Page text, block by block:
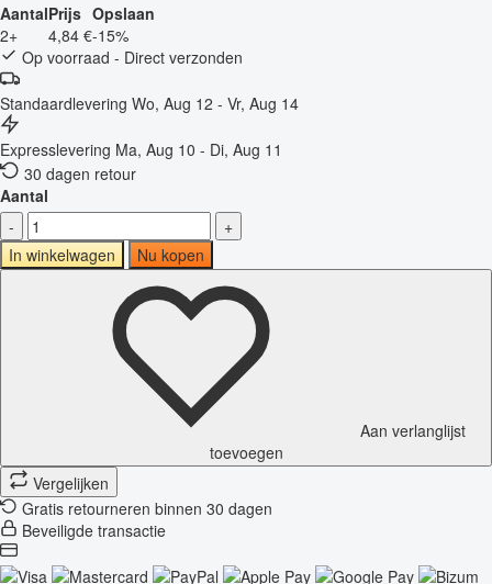
AantalPrijs Opslaan
2+
4,84 €-15%
Op voorraad - Direct verzonden
Standaardlevering Wo, Aug 12 - Vr, Aug 14
Expresslevering Ma, Aug 10 - Di, Aug 11
30 dagen retour
Aantal
-
+
In winkelwagen
Nu kopen
Aan verlanglijst
toevoegen
Vergelijken
Gratis retourneren binnen 30 dagen
Beveiligde transactie